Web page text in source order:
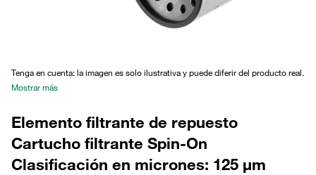
Tenga en cuenta: la imagen es solo ilustrativa y puede diferir del producto real.
Mostrar más
Elemento filtrante de repuesto
Cartucho filtrante Spin-On
Clasificación en micrones: 125 µm